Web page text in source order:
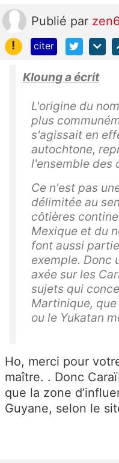
Publié par
!
citer
Kloung a écrit
L'origine du
plus
s'agissait en
autochtone,
l'ensemble des
Ce n'est pas
délimitée au
côtières
Mexique et du
font aussi
exemple. Donc
axée sur les
sujets qui
Martinique, que
ou le Yukatan
Ho, merci pour
maître. . Donc
que la zone
Guyane, selon le